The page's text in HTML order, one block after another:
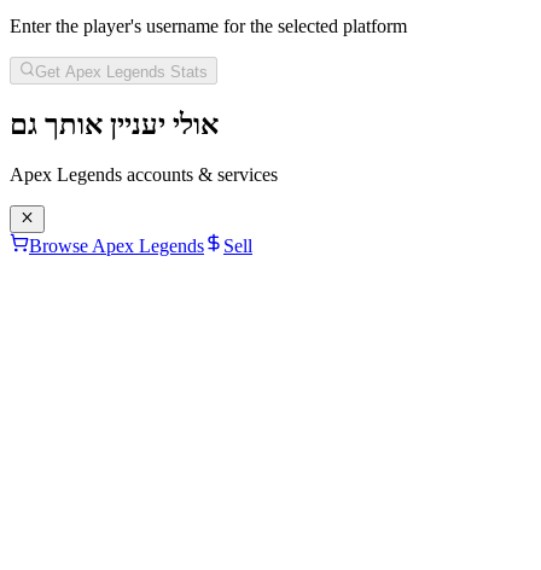
Enter the player's username for the selected platform
Get Apex Legends Stats
אולי יעניין אותך גם
Apex Legends accounts & services
Browse Apex Legends Sell